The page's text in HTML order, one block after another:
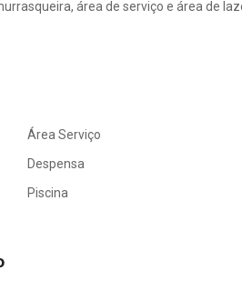
área de serviço e área de
Área Serviço
Despensa
Piscina